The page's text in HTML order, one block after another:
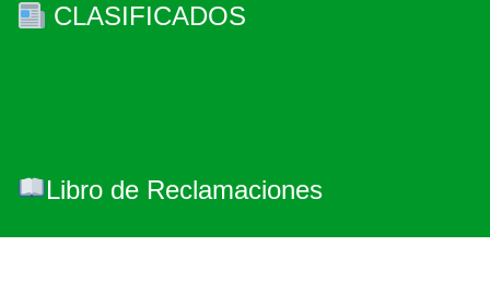
CLASIFICADOS
Libro de Reclamaciones